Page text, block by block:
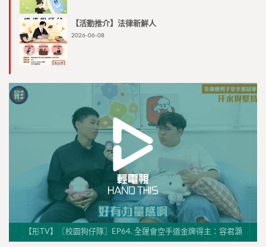
【活動推介】法律新鮮人
2026-06-08
【形TV】〖校園狗仔隊〗EP64. 全運會空手道金牌得主：容君灝